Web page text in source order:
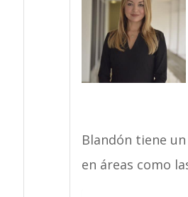
Blandón tiene
en áreas como